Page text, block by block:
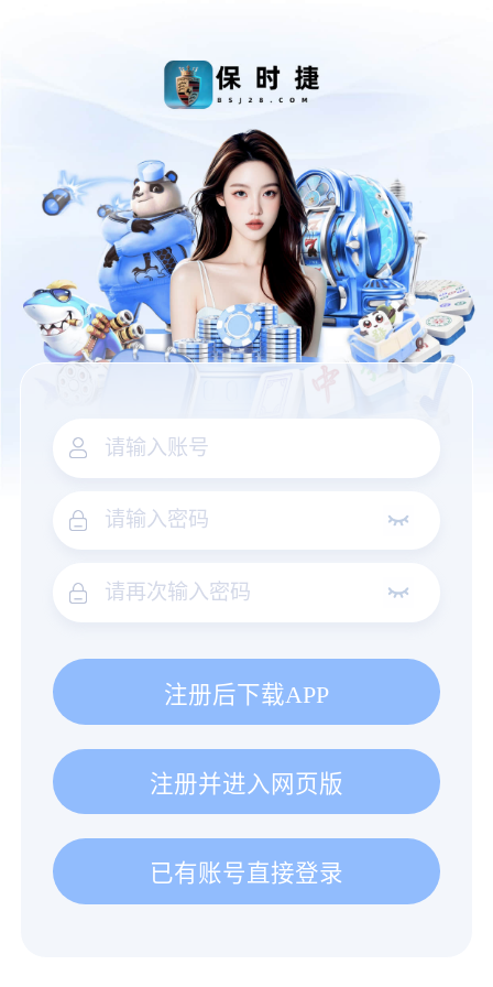
注册后下载APP
注册并进入网页版
已有账号直接登录